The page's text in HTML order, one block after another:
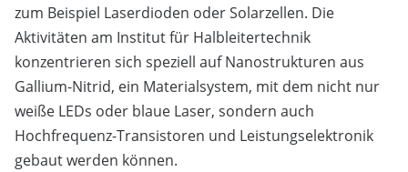
zum Beispiel Laserdioden oder Solarzellen. Die
Aktivitäten am Institut für Halbleitertechnik
konzentrieren sich speziell auf Nanostrukturen aus
Gallium-Nitrid, ein Materialsystem, mit dem nicht nur
weiße LEDs oder blaue Laser, sondern auch
Hochfrequenz-Transistoren und Leistungselektronik
gebaut werden können.